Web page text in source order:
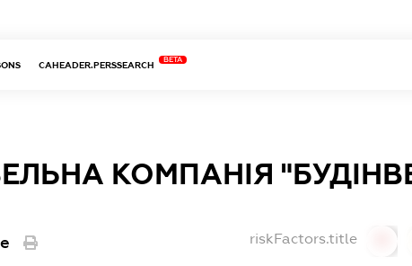
CAHEADER.PERSSEARCH
BETA
КОМПАНІЯ
riskFactors.title